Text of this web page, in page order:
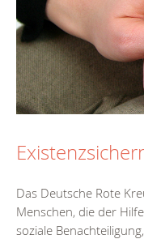
Das Deutsche Rote
Menschen, die der
soziale